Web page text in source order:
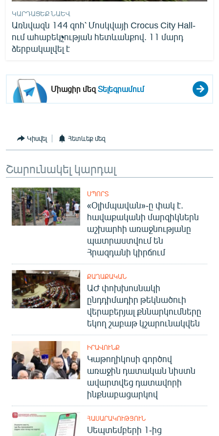
ԿԱՐԴԱՑԵՔ ՆԱԵՎ
Առնվազն 144 զոհ՝ Մոսկվայի Crocus City Hall-
ում ահաբեկչության հետևանքով. 11 մարդ
ձերբակալվել է
Միացիր մեզՏելեգրամում
Կիսվել Հետևեք մեզ
Շարունակել կարդալ
ՍՊՈՐՏ
«Օլիմպավան»-ը փակ է.
հավաքականի մարզիկներն
աշխարհի առաջնությանը
պատրաստվում են
Հրազդանի կիրճում
ՔԱՂԱՔԱԿԱՆ
ԱԺ փոխխոսնակի
ընդդիմադիր թեկնածուի
վերաբերյալ քննարկումները
եկող շաբաթ կշարունակվեն
ԻՐԱՎՈՒՆՔ
Կաթողիկոսի գործով
առաջին դատական նիստն
ավարտվեց դատավորի
ինքնաբացարկով
ՀԱՍԱՐԱԿՈՒԹՅՈՒՆ
Սեպտեմբերի 1-ից